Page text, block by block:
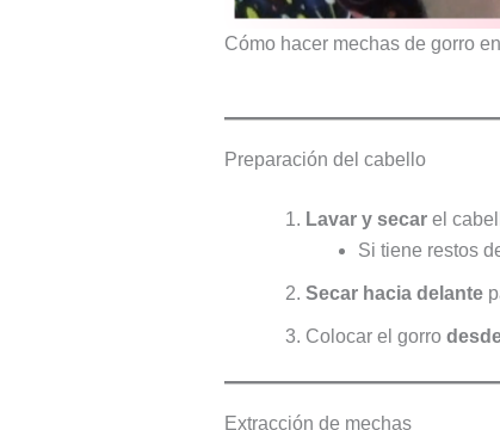
Cómo hacer mechas de gorro
Preparación del cabello
Lavar y secar el
Si tiene restos
Secar hacia delante
Colocar el gorro
Extracción de mechas